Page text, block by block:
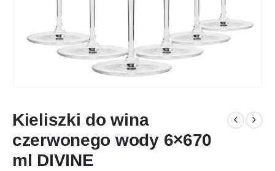
Kieliszki do wina
czerwonego wody 6×670
ml DIVINE